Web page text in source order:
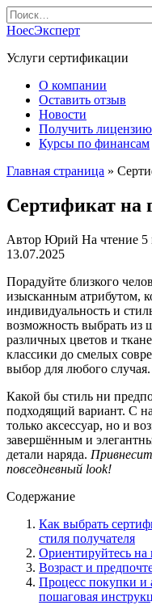
Перейти
к
содержанию
Search
for:
НоесЭксперт
Услуги сертификации
О компании
Оставить отзыв
Новости
Получить
Курсы по финансам
Главная страница »
Сертификат на
Автор Юрий На чтение 5
13.07.2025
Порадуйте близкого
изысканным атрибутом,
индивидуальность и
возможность выбрать из
различных цветов и
классики до смелых
выбор для любого случая.
Какой бы стиль ни
подходящий вариант. С
только аксессуар, но и
завершённым и
детали наряда.
повседневный look!
Содержание
Как выбрать
стиля получателя
Ориентируйтесь
Возраст и
Процесс покупки и
пошаговая